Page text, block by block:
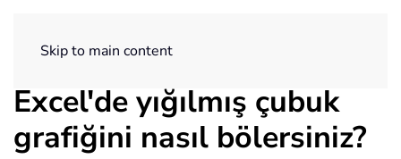
Skip to main content
Excel'de yığılmış çubuk
grafiğini nasıl bölersiniz?